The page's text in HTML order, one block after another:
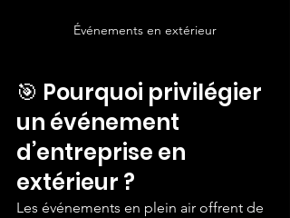
Événements en extérieur
🎯 Pourquoi privilégier
un événement
d’entreprise en
extérieur ?
Les événements en plein air offrent de